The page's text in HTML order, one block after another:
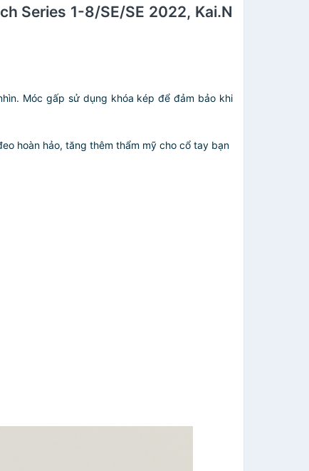
Series 1-8/SE/SE 2022, Kai.N
Móc gấp sử dụng khóa kép để đảm bảo khi
hoàn hảo, tăng thêm thẩm mỹ cho cổ tay bạn